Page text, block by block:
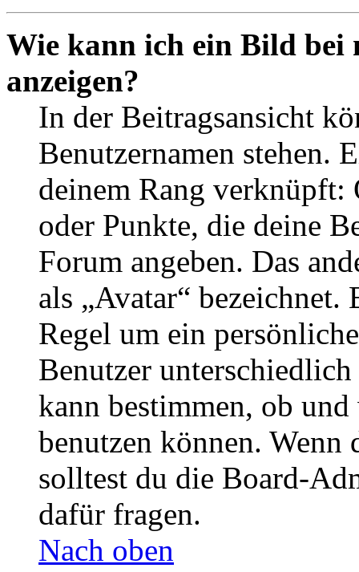
Wie kann ich ein Bild bei
anzeigen?
In der Beitragsansicht
Benutzernamen stehen.
deinem Rang verknüpft:
oder Punkte, die deine
Forum angeben. Das
als „Avatar“
Regel um ein
Benutzer
kann bestimmen, ob
benutzen können. Wenn
solltest du die Board-
dafür fragen.
Nach oben